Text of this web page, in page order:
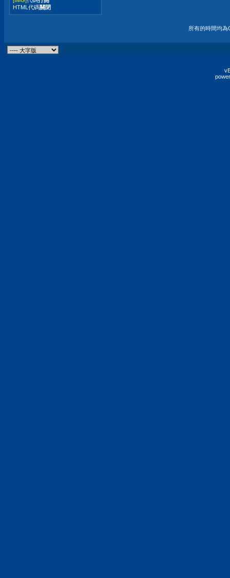
HTML代碼關閉
所有的時間均為